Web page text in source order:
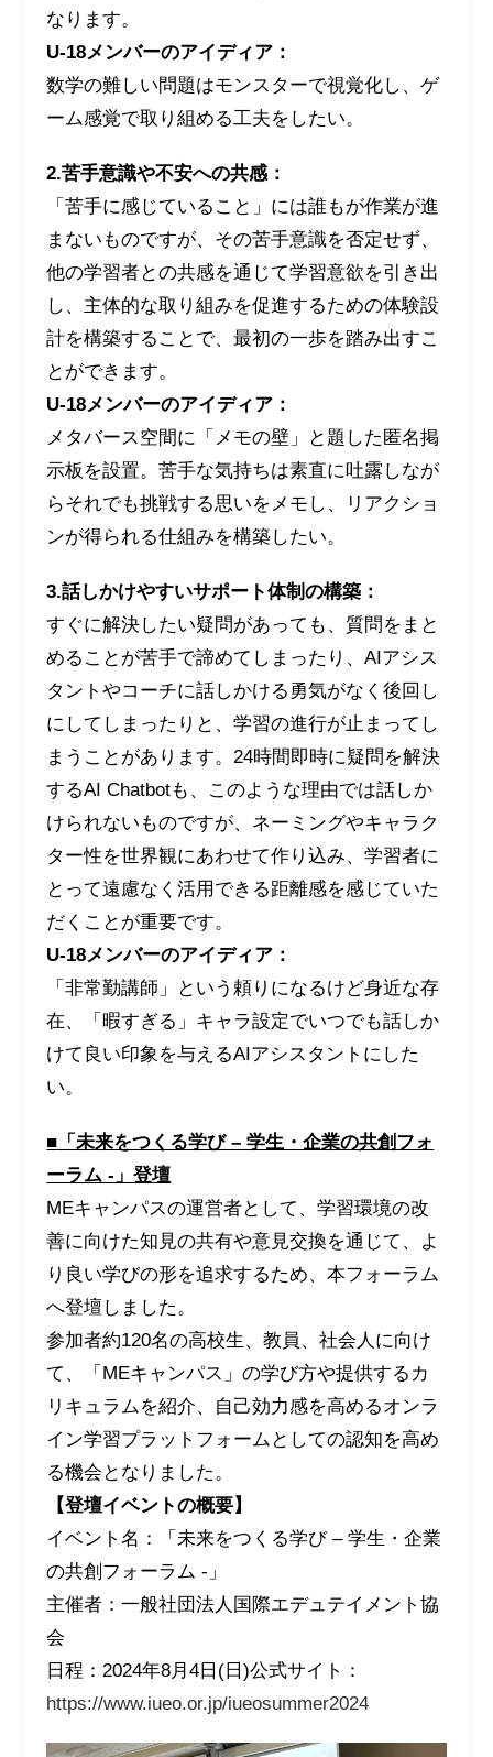
なります。
U-18メンバーのアイディア：
数学の難しい問題はモンスターで視覚化し、ゲ
ーム感覚で取り組める工夫をしたい。
2.苦手意識や不安への共感：
「苦手に感じていること」には誰もが作業が進
まないものですが、その苦手意識を否定せず、
他の学習者との共感を通じて学習意欲を引き出
し、主体的な取り組みを促進するための体験設
計を構築することで、最初の一歩を踏み出すこ
とができます。
U-18メンバーのアイディア：
メタバース空間に「メモの壁」と題した匿名掲
示板を設置。苦手な気持ちは素直に吐露しなが
らそれでも挑戦する思いをメモし、リアクショ
ンが得られる仕組みを構築したい。
3.話しかけやすいサポート体制の構築：
すぐに解決したい疑問があっても、質問をまと
めることが苦手で諦めてしまったり、AIアシス
タントやコーチに話しかける勇気がなく後回し
にしてしまったりと、学習の進行が止まってし
まうことがあります。24時間即時に疑問を解決
するAI Chatbotも、このような理由では話しか
けられないものですが、ネーミングやキャラク
ター性を世界観にあわせて作り込み、学習者に
とって遠慮なく活用できる距離感を感じていた
だくことが重要です。
U-18メンバーのアイディア：
「非常勤講師」という頼りになるけど身近な存
在、「暇すぎる」キャラ設定でいつでも話しか
けて良い印象を与えるAIアシスタントにした
い。
■ 「未来をつくる学び – 学生・企業の共創フォ
ーラム -」登壇
MEキャンパスの運営者として、学習環境の改
善に向けた知見の共有や意見交換を通じて、よ
り良い学びの形を追求するため、本フォーラム
へ登壇しました。
参加者約120名の高校生、教員、社会人に向け
て、「MEキャンパス」の学び方や提供するカ
リキュラムを紹介、自己効力感を高めるオンラ
イン学習プラットフォームとしての認知を高め
る機会となりました。
【登壇イベントの概要】
イベント名：「未来をつくる学び – 学生・企業
の共創フォーラム -」
主催者：一般社団法人国際エデュテイメント協
会
日程：2024年8月4日(日)公式サイト：
https://www.iueo.or.jp/iueosummer2024